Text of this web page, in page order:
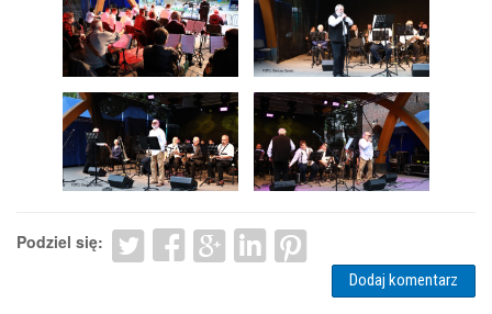
Podziel się:
Dodaj komentarz